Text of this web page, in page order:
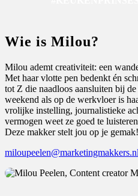
Wie is Milou?
Milou ademt creativiteit: een
Met haar vlotte pen bedenkt én
tot Z die naadloos aansluiten bij
weekend als op de werkvloer is
vrolijke instelling, journalistieke
vermogen weet ze goed te
Deze makker stelt jou op je gemak!
miloupeelen@marketingmakkers.nl